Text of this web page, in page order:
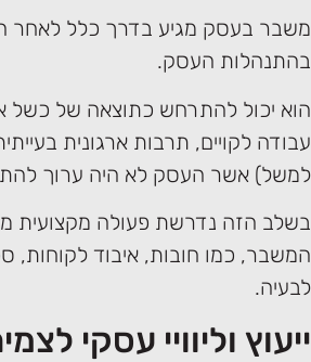
משבר בעסק מגיע בדרך כלל לאחר
בהתנהלות העסק.
הוא יכול להתרחש כתוצאה של כשל
עבודה לקויים, תרבות ארגונית
למשל) אשר העסק לא היה ערוך
בשלב הזה נדרשת פעולה מקצועית
המשבר, כמו חובות, איבוד לקוחות,
לבעיה.
ייעוץ וליוויי עסקי